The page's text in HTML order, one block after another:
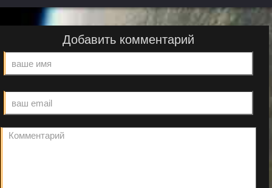
Добавить комментарий